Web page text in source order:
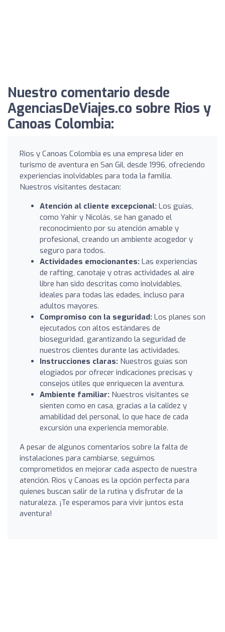
Nuestro comentario desde
AgenciasDeViajes.co sobre Rios y
Canoas Colombia:
Rios y Canoas Colombia es una empresa líder en
turismo de aventura en San Gil, desde 1996, ofreciendo
experiencias inolvidables para toda la familia.
Nuestros visitantes destacan:
Atención al cliente excepcional: Los guías,
como Yahir y Nicolás, se han ganado el
reconocimiento por su atención amable y
profesional, creando un ambiente acogedor y
seguro para todos.
Actividades emocionantes: Las experiencias
de rafting, canotaje y otras actividades al aire
libre han sido descritas como inolvidables,
ideales para todas las edades, incluso para
adultos mayores.
Compromiso con la seguridad: Los planes son
ejecutados con altos estándares de
bioseguridad, garantizando la seguridad de
nuestros clientes durante las actividades.
Instrucciones claras: Nuestros guías son
elogiados por ofrecer indicaciones precisas y
consejos útiles que enriquecen la aventura.
Ambiente familiar: Nuestros visitantes se
sienten como en casa, gracias a la calidez y
amabilidad del personal, lo que hace de cada
excursión una experiencia memorable.
A pesar de algunos comentarios sobre la falta de
instalaciones para cambiarse, seguimos
comprometidos en mejorar cada aspecto de nuestra
atención. Rios y Canoas es la opción perfecta para
quienes buscan salir de la rutina y disfrutar de la
naturaleza. ¡Te esperamos para vivir juntos esta
aventura!